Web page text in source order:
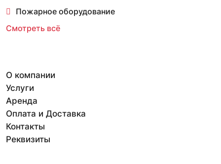
Пожарное оборудование
Смотреть всё
О компании
Услуги
Аренда
Оплата и Доставка
Контакты
Реквизиты